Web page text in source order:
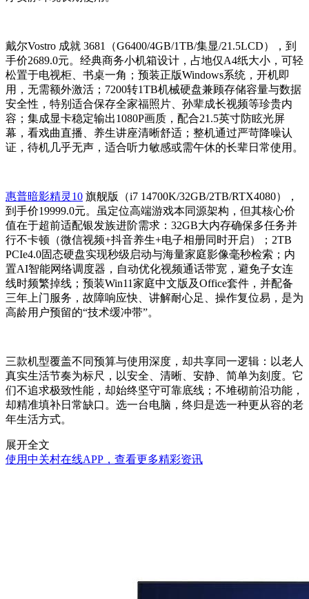
戴尔Vostro 成就 3681（G6400/4GB/1TB/集显/21.5LCD），到
手价2689.0元。经典商务小机箱设计，占地仅A4纸大小，可轻
松置于电视柜、书桌一角；预装正版Windows系统，开机即
用，无需额外激活；7200转1TB机械硬盘兼顾存储容量与数据
安全性，特别适合保存全家福照片、孙辈成长视频等珍贵内
容；集成显卡稳定输出1080P画质，配合21.5英寸防眩光屏
幕，看戏曲直播、养生讲座清晰舒适；整机通过严苛降噪认
证，待机几乎无声，适合听力敏感或需午休的长辈日常使用。
惠普暗影精灵10 旗舰版（i7 14700K/32GB/2TB/RTX4080），
到手价19999.0元。虽定位高端游戏本同源架构，但其核心价
值在于超前适配银发族进阶需求：32GB大内存确保多任务并
行不卡顿（微信视频+抖音养生+电子相册同时开启）；2TB
PCIe4.0固态硬盘实现秒级启动与海量家庭影像毫秒检索；内
置AI智能网络调度器，自动优化视频通话带宽，避免子女连
线时频繁掉线；预装Win11家庭中文版及Office套件，并配备
三年上门服务，故障响应快、讲解耐心足、操作复位易，是为
高龄用户预留的“技术缓冲带”。
三款机型覆盖不同预算与使用深度，却共享同一逻辑：以老人
真实生活节奏为标尺，以安全、清晰、安静、简单为刻度。它
们不追求极致性能，却始终坚守可靠底线；不堆砌前沿功能，
却精准填补日常缺口。选一台电脑，终归是选一种更从容的老
年生活方式。
展开全文
使用中关村在线APP，查看更多精彩资讯